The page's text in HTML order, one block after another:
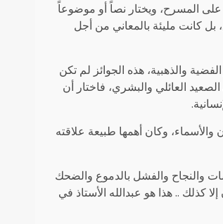
على المسرح، ويختار نصاً أو موضوعاً
بل كانت مليئة بالمعاني من أجل
والذهبية، هذه الجوائز لم تكن
العائلي والبشري، فاختار أن
والأسماء، وكان أهمها طبيعة علاقته
61 سنة معبأة بالأحلام والانتكاسات والنجاح والفشل بالدموع والضحك
كذلك .. هذا هو عبدالله الأستاذ في